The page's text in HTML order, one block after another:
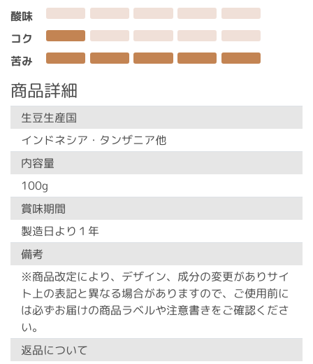
酸味
コク
苦み
商品詳細
生豆生産国
インドネシア・タンザニア他
内容量
100g
賞味期間
製造日より１年
備考
※商品改定により、デザイン、成分の変更がありサイ
ト上の表記と異なる場合がありますので、ご使用前に
は必ずお届けの商品ラベルや注意書きをご確認くださ
い。
返品について